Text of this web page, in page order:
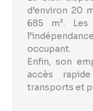
d’environ 20
685 m². Les
occupant.
Enfin, son
accès
transports et